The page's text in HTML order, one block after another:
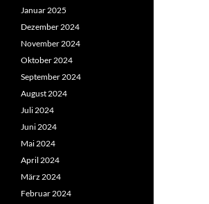
Januar 2025
Dezember 2024
November 2024
Oktober 2024
September 2024
August 2024
Juli 2024
Juni 2024
Mai 2024
April 2024
März 2024
Februar 2024